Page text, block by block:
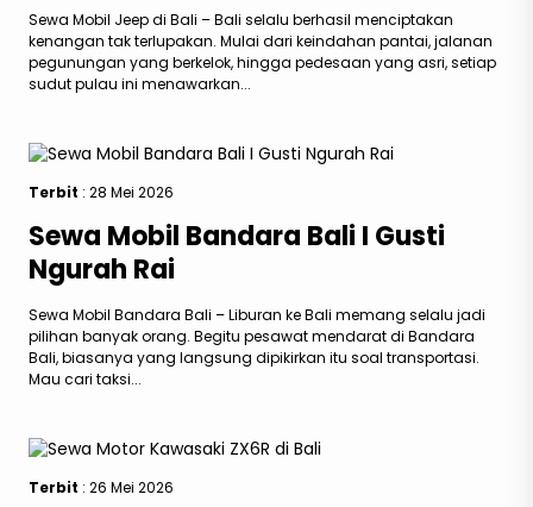
Sewa Mobil Jeep di Bali – Bali selalu berhasil menciptakan
kenangan tak terlupakan. Mulai dari keindahan pantai, jalanan
pegunungan yang berkelok, hingga pedesaan yang asri, setiap
sudut pulau ini menawarkan...
Terbit : 28 Mei 2026
Sewa Mobil Bandara Bali I Gusti
Ngurah Rai
Sewa Mobil Bandara Bali – Liburan ke Bali memang selalu jadi
pilihan banyak orang. Begitu pesawat mendarat di Bandara
Bali, biasanya yang langsung dipikirkan itu soal transportasi.
Mau cari taksi...
Terbit : 26 Mei 2026